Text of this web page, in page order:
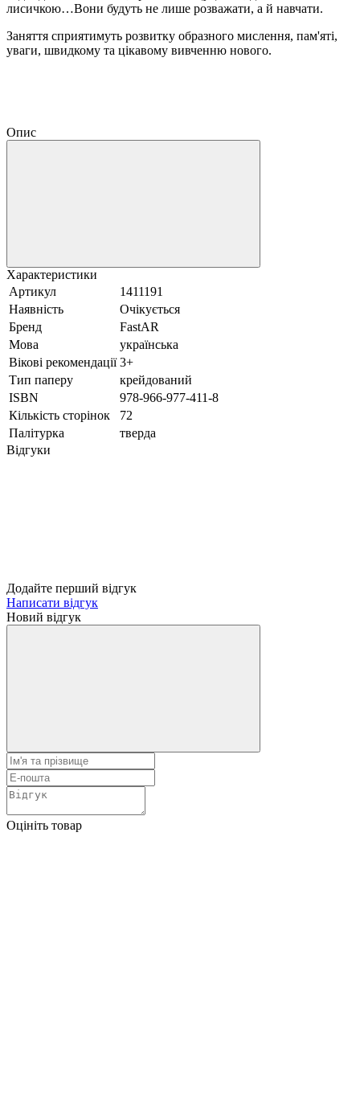
лисичкою…Вони будуть не лише розважати, а й навчати.
Заняття сприятимуть розвитку образного мислення, пам'яті,
уваги, швидкому та цікавому вивченню нового.
Опис
Характеристики
Артикул
1411191
Наявність
Очікується
Бренд
FastAR
Мова
українська
Вікові рекомендації 3+
Тип паперу
крейдований
ISBN
978-966-977-411-8
Кількість сторінок
72
Палітурка
тверда
Відгуки
Додайте перший відгук
Написати відгук
Новий відгук
Оцініть товар